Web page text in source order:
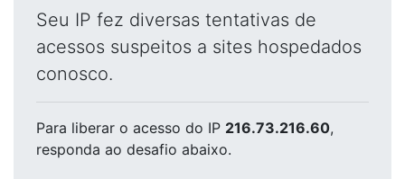
Seu IP fez diversas tentativas de
acessos suspeitos a sites hospedados
conosco.
Para liberar o acesso do IP 216.73.216.60,
responda ao desafio abaixo.